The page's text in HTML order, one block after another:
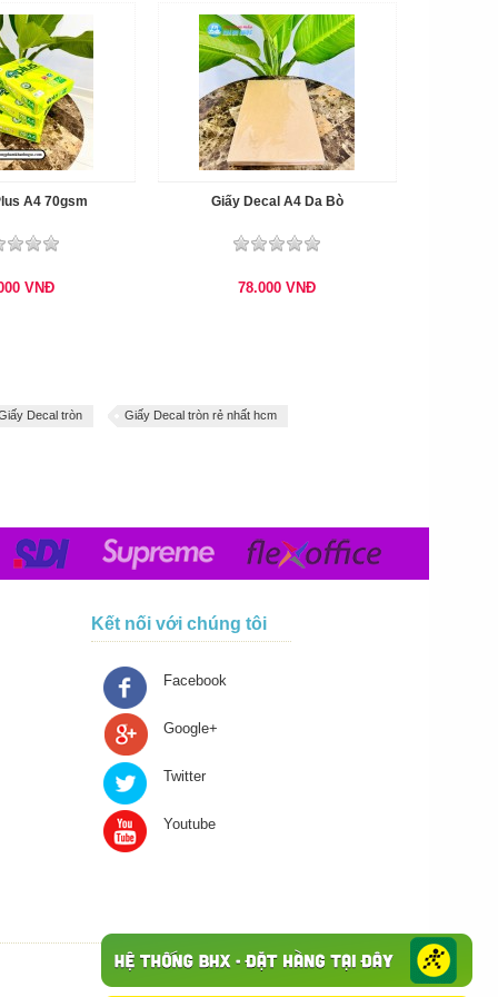
A4 70gsm
VNĐ
Giấy Decal A4 Da Bò
78.000VNĐ
Decal tròn Giấy Decal tròn rẻ nhất hcm
Kết nối với chúng tôi
Facebook
Google+
Twitter
Youtube